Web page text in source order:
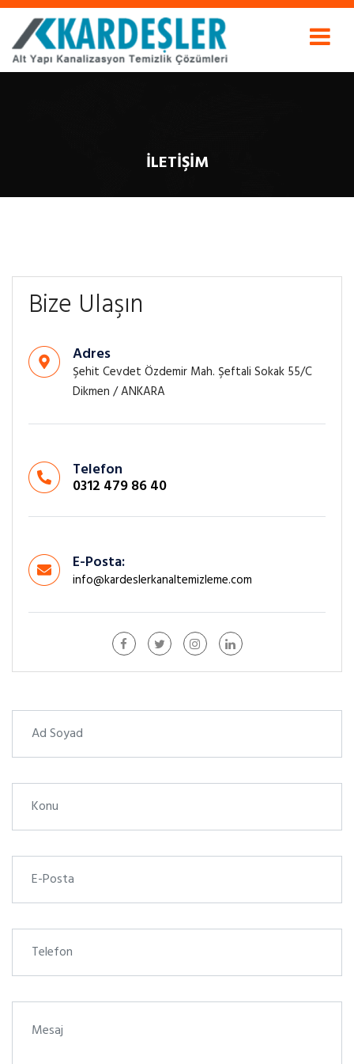
İLETIŞIM
Bize Ulaşın
Adres
Şehit Cevdet Özdemir Mah. Şeftali Sokak 55/C
Dikmen / ANKARA
Telefon
0312 479 86 40
E-Posta:
info@kardeslerkanaltemizleme.com